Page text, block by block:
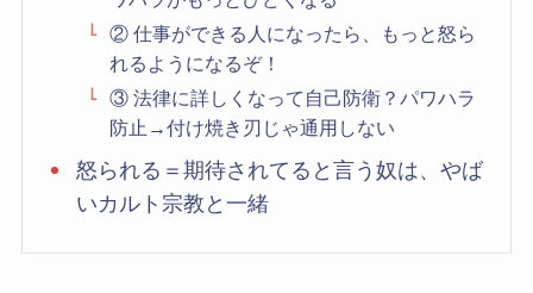
② 仕事ができる人になったら、もっと怒ら
れるようになるぞ！
③ 法律に詳しくなって自己防衛？パワハラ
防止→付け焼き刃じゃ通用しない
怒られる＝期待されてると言う奴は、やば
いカルト宗教と一緒